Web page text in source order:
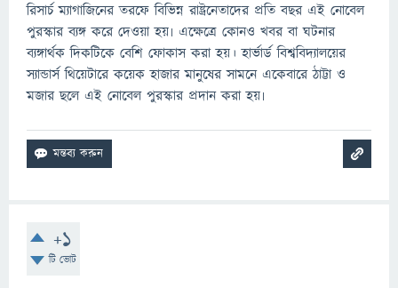
রিসার্চ ম্যাগাজিনের তরফে বিভিন্ন রাষ্ট্রনেতাদের প্রতি বছর এই নোবেল
পুরস্কার ব্যঙ্গ করে দেওয়া হয়৷ এক্ষেত্রে কোনও খবর বা ঘটনার
ব্যঙ্গার্থক দিকটিকে বেশি ফোকাস করা হয়। হার্ভার্ড বিশ্ববিদ্যালয়ের
স্যান্ডার্স থিয়েটারে কয়েক হাজার মানুষের সামনে একেবারে ঠাট্টা ও
মজার ছলে এই নোবেল পুরস্কার প্রদান করা হয়৷
+1
টি ভোট